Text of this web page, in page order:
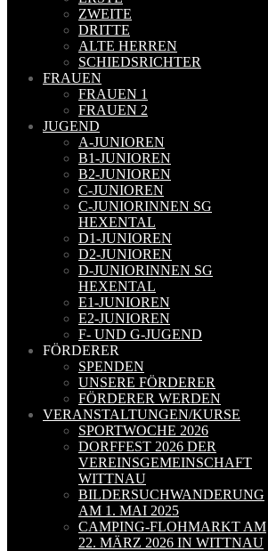
ZWEITE
DRITTE
ALTE HERREN
SCHIEDSRICHTER
FRAUEN
FRAUEN 1
FRAUEN 2
JUGEND
A-JUNIOREN
B1-JUNIOREN
B2-JUNIOREN
C-JUNIOREN
C-JUNIORINNEN SG
HEXENTAL
D1-JUNIOREN
D2-JUNIOREN
D-JUNIORINNEN SG
HEXENTAL
E1-JUNIOREN
E2-JUNIOREN
F- UND G-JUGEND
FÖRDERER
SPENDEN
UNSERE FÖRDERER
FÖRDERER WERDEN
VERANSTALTUNGEN/KURSE
SPORTWOCHE 2026
DORFFEST 2026 DER
VEREINSGEMEINSCHAFT
WITTNAU
BILDERSUCHWANDERUNG
AM 1. MAI 2025
CAMPING-FLOHMARKT AM
22. MÄRZ 2026 IN WITTNAU